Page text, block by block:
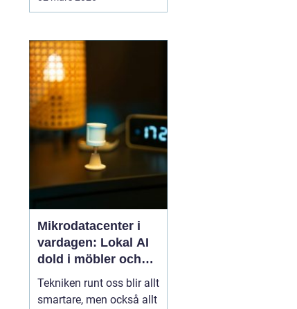
verksamheten. Här
hanteras bokningar,
incheckning, betalningar,
gäs...
Mikrodatacenter i
vardagen: Lokal AI
dold i möbler och
lampor
Tekniken runt oss blir allt
smartare, men också allt